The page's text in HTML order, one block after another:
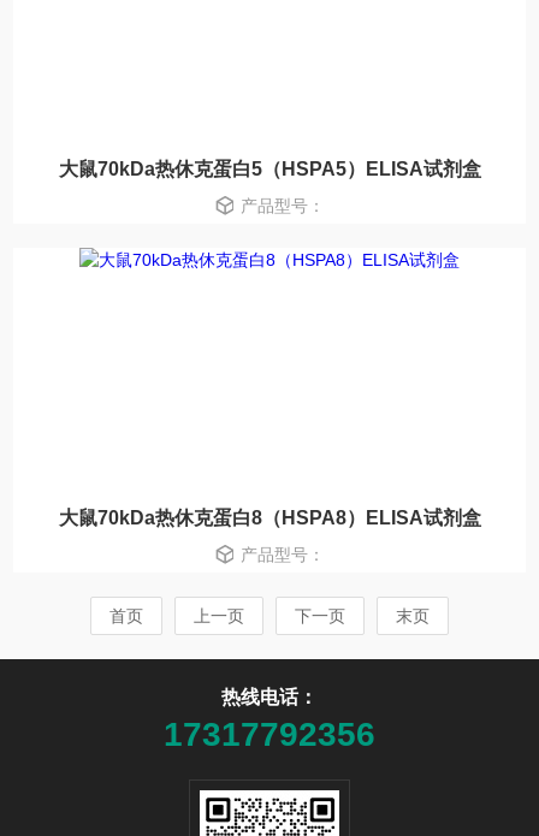
大鼠70kDa热休克蛋白5（HSPA5）ELISA试剂盒
产品型号：
大鼠70kDa热休克蛋白8（HSPA8）ELISA试剂盒
产品型号：
首页 上一页 下一页 末页
热线电话：
17317792356